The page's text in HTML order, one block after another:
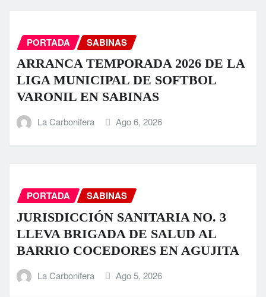
PORTADA SABINAS
ARRANCA TEMPORADA 2026 DE LA
LIGA MUNICIPAL DE SOFTBOL
VARONIL EN SABINAS
La Carbonifera Ago 6, 2026
PORTADA SABINAS
JURISDICCIÓN SANITARIA NO. 3
LLEVA BRIGADA DE SALUD AL
BARRIO COCEDORES EN AGUJITA
La Carbonifera Ago 5, 2026